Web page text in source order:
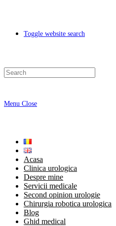
Toggle website search
Menu Close
Acasa
Clinica urologica
Despre mine
Servicii medicale
Second opinion urologie
Chirurgia robotica urologica
Blog
Ghid medical